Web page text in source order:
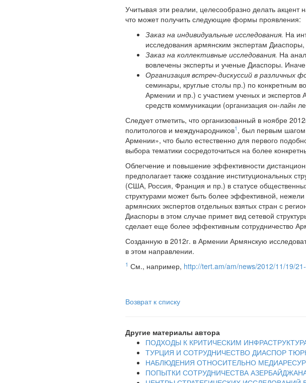
Учитывая эти реалии, целесообразно делать
что может получить следующие формы проявления:
Заказ на индивидуальные исследования. На
исследования армянским экспертам Диаспоры,
Заказ на коллективные исследования. На
вовлечены эксперты и ученые Диаспоры.
Организация встреч-дискуссий в различных
семинары, круглые столы пр.) по конкретным
Армении и пр.) с участием ученых и
средств коммуникации (организация он-лайн
Следует отметить, что организованный в ноябре
политологов и международников1 , был первым шагом
Армении», что было естественно для первого
выбора тематики сосредоточиться на более
Облегчение и повышение эффективности
предполагает также создание институциональных
(США, Россия, Франция и пр.) в статусе
структурами может быть более эффективной, нежели
армянских экспертов отдельных взятых стран с
Диаспоры в этом случае примет вид сетевой
сделает еще более эффективным сотрудничество
Созданную в 2012г. в Армении Армянскую
в этом направлении.
1 См., например, http://tert.am/am/news/2012/11/19/
Возврат к списку
Другие материалы автора
ПОДХОДЫ К КРИТИЧЕСКИМ
ТУРЦИЯ И СОТРУДНИЧЕСТВО ДИАСПОР
НАБЛЮДЕНИЯ ОТНОСИТЕЛЬНО
ПОПЫТКИ СОТРУДНИЧЕСТВА